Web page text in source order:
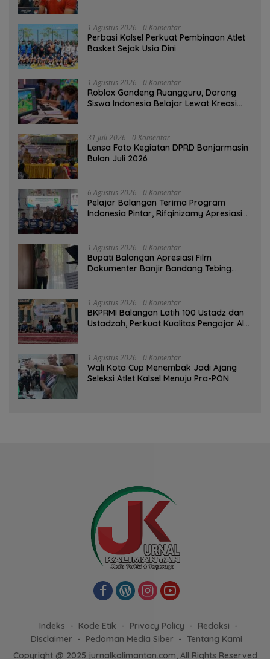
1 Agustus 2026 0 Komentar
Perbasi Kalsel Perkuat Pembinaan Atlet
Basket Sejak Usia Dini
1 Agustus 2026 0 Komentar
Roblox Gandeng Ruangguru, Dorong
Siswa Indonesia Belajar Lewat Kreasi
31 Juli 2026 0 Komentar
Lensa Foto Kegiatan DPRD Banjarmasin
Bulan Juli 2026
6 Agustus 2026 0 Komentar
Pelajar Balangan Terima Program
Indonesia Pintar, Rifqinizamy Apresiasi
1 Agustus 2026 0 Komentar
Bupati Balangan Apresiasi Film
Dokumenter Banjir Bandang Tebing
1 Agustus 2026 0 Komentar
BKPRMI Balangan Latih 100 Ustadz dan
Ustadzah, Perkuat Kualitas Pengajar Al-
1 Agustus 2026 0 Komentar
Wali Kota Cup Menembak Jadi Ajang
Seleksi Atlet Kalsel Menuju Pra-PON
Indeks Kode Etik Privacy Policy
Redaksi
Disclaimer
Pedoman Media Siber
Tentang Kami
Copyright @ 2025 jurnalkalimantan.com, All Rights Reserved